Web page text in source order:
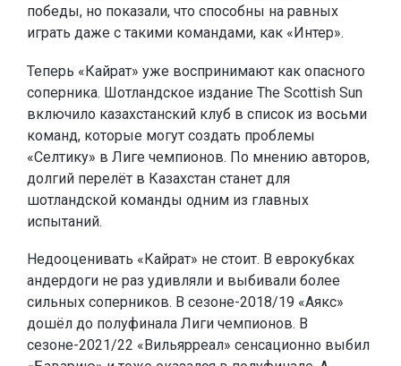
победы, но показали, что способны на равных
играть даже с такими командами, как «Интер».
Теперь «Кайрат» уже воспринимают как опасного
соперника. Шотландское издание The Scottish Sun
включило казахстанский клуб в список из восьми
команд, которые могут создать проблемы
«Селтику» в Лиге чемпионов. По мнению авторов,
долгий перелёт в Казахстан станет для
шотландской команды одним из главных
испытаний.
Недооценивать «Кайрат» не стоит. В еврокубках
андердоги не раз удивляли и выбивали более
сильных соперников. В сезоне-2018/19 «Аякс»
дошёл до полуфинала Лиги чемпионов. В
сезоне-2021/22 «Вильярреал» сенсационно выбил